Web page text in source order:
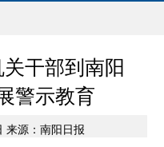
干部到南阳
警示教育
来源：南阳日报